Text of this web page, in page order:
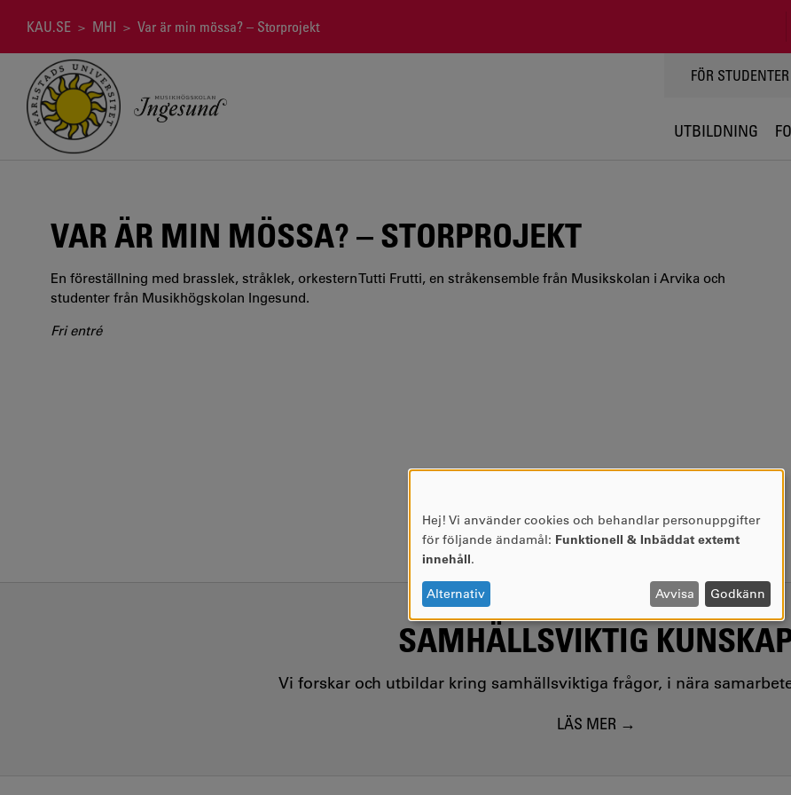
Länkstig
KAU.SE > MHI > Var är min mössa? – Storprojekt
TOPPMENY
FÖR STUDENTER
UTBILDNING
VAR ÄR MIN MÖSSA? – STORPROJEKT
En föreställning med brasslek, stråklek, orkestern Tutti Frutti, en stråkensemble från Musikskolan i Arvika och
studenter från Musikhögskolan Ingesund.
Fri entré
SAMHÄLLSVIKTIG
Vi forskar och utbildar kring samhällsviktiga frågor, i nära
LÄS MER
ANVÄNDNING
AV
OCH
COOKIES
Hej! Vi använder cookies och behandlar personuppgifter
för följande ändamål: Funktionell & Inbäddat externt
innehåll.
Alternativ Avvisa Godkänn